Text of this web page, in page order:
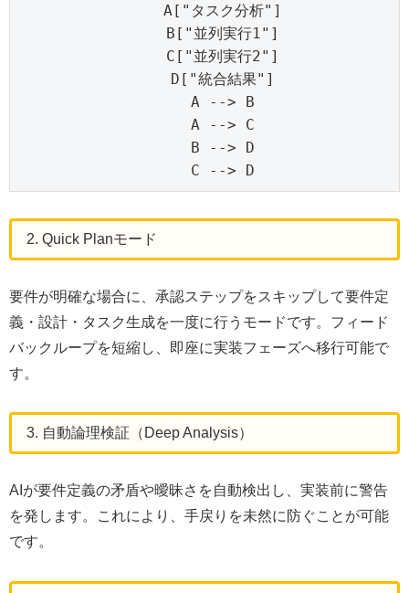
    A["タスク分析"]
    B["並列実行1"]
    C["並列実行2"]
    D["統合結果"]
    A --> B
    A --> C
    B --> D
    C --> D
2. Quick Planモード
要件が明確な場合に、承認ステップをスキップして要件定
義・設計・タスク生成を一度に行うモードです。フィード
バックループを短縮し、即座に実装フェーズへ移行可能で
す。
3. 自動論理検証（Deep Analysis）
AIが要件定義の矛盾や曖昧さを自動検出し、実装前に警告
を発します。これにより、手戻りを未然に防ぐことが可能
です。